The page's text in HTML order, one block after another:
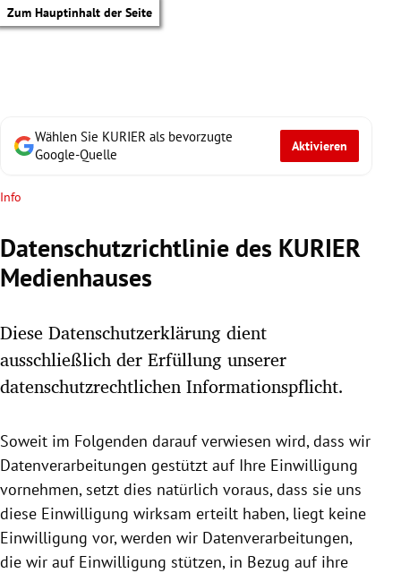
Zum Hauptinhalt der Seite
Untermenü
Untermenü
Untermenü
Untermenü
Wählen Sie KURIER als bevorzugte
Google-Quelle
Aktivieren
Info
Datenschutzrichtlinie des KURIER
Medienhauses
Diese Datenschutzerklärung dient
ausschließlich der Erfüllung unserer
datenschutzrechtlichen Informationspflicht.
Soweit im Folgenden darauf verwiesen wird, dass wir
Datenverarbeitungen gestützt auf Ihre Einwilligung
vornehmen, setzt dies natürlich voraus, dass sie uns
diese Einwilligung wirksam erteilt haben, liegt keine
Einwilligung vor, werden wir Datenverarbeitungen,
die wir auf Einwilligung stützen, in Bezug auf ihre